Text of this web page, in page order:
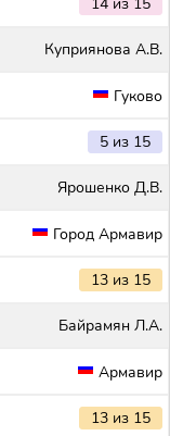
Куприянова А.В.
Гуково
5 из 15
Ярошенко Д.В.
Город Армавир
13 из 15
Байрамян Л.А.
Армавир
13 из 15